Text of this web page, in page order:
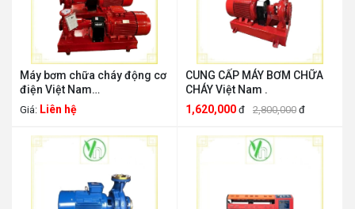
Máy bơm chữa cháy động cơ
điện Việt Nam
maybomchuachay
Giá: Liên hệ
CUNG CẤP MÁY BƠM CHỮA
CHÁY Việt Nam .
1,620,000 đ 2,800,000 đ